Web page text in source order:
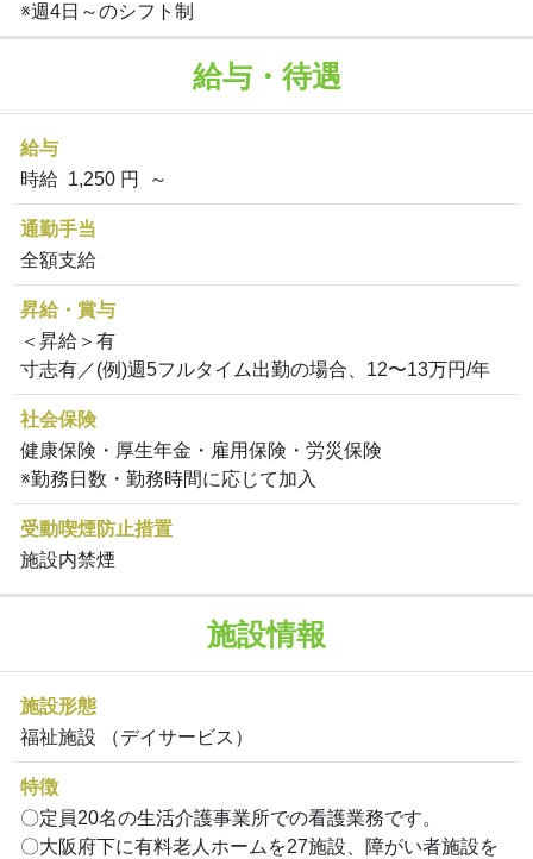
※週4日～のシフト制
給与・待遇
給与
時給 1,250 円 ～
通勤手当
全額支給
昇給・賞与
＜昇給＞有
寸志有／(例)週5フルタイム出勤の場合、12〜13万円/年
社会保険
健康保険・厚生年金・雇用保険・労災保険
※勤務日数・勤務時間に応じて加入
受動喫煙防止措置
施設内禁煙
施設情報
施設形態
福祉施設 （デイサービス）
特徴
〇定員20名の生活介護事業所での看護業務です。
〇大阪府下に有料老人ホームを27施設、障がい者施設を